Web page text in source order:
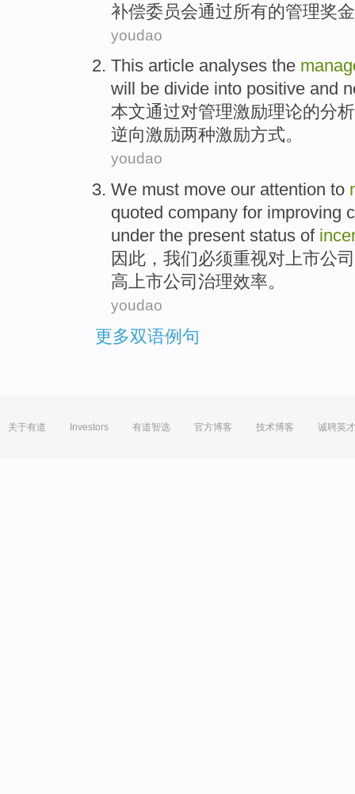
补偿委员会通过所有的管理奖金
youdao
This article analyses the
will be divide into positive and
本文通过对管理激励理论的分析
逆向激励两种激励方式。
youdao
We must move our attention to
quoted company for improving
under the present status of
因此， 我们必须重视对上市公司
高上市公司 治理效率。
youdao
更多双语例句
关于有道 Investors 有道智选 官方博客 技术博客 诚聘英才